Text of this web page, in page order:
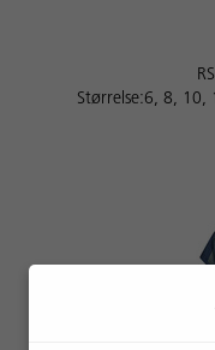
Størrelse:6, 8, 10,